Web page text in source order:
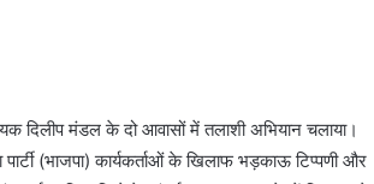
दिलीप मंडल के दो आवासों में तलाशी अभियान चलाया।
(भाजपा) कार्यकर्ताओं के खिलाफ भड़काऊ टिप्पणी और